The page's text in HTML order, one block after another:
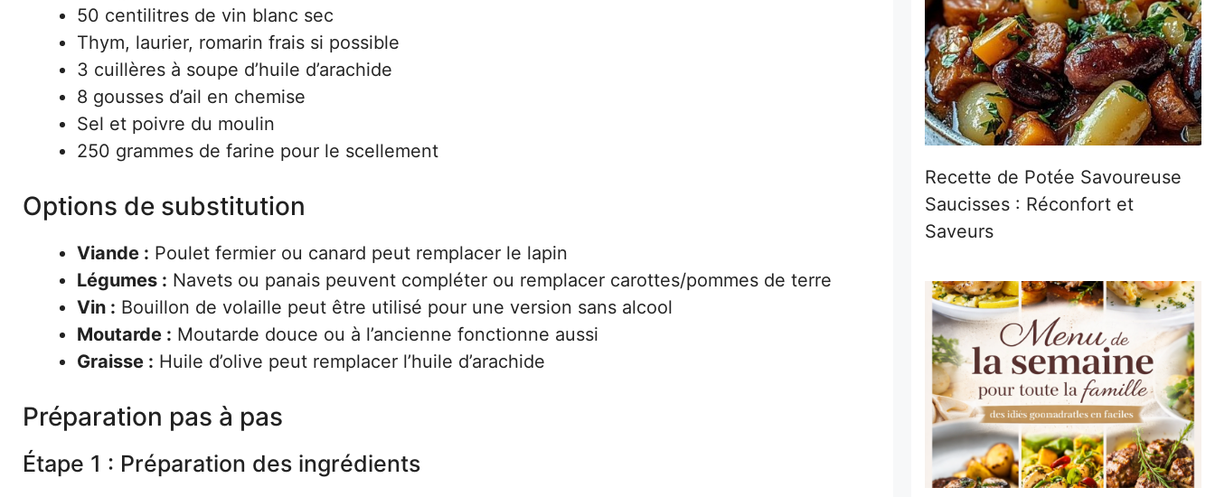
50 centilitres de vin blanc sec
Thym, laurier, romarin frais si possible
3 cuillères à soupe d’huile d’arachide
8 gousses d’ail en chemise
Sel et poivre du moulin
250 grammes de farine pour le scellement
Options de substitution
Viande : Poulet fermier ou canard peut remplacer le lapin
Légumes : Navets ou panais peuvent compléter ou remplacer carottes/pommes de terre
Vin : Bouillon de volaille peut être utilisé pour une version sans alcool
Moutarde : Moutarde douce ou à l’ancienne fonctionne aussi
Graisse : Huile d’olive peut remplacer l’huile d’arachide
Préparation pas à pas
Étape 1 : Préparation des ingrédients
Recette de Potée Savoureuse
Saucisses : Réconfort et
Saveurs